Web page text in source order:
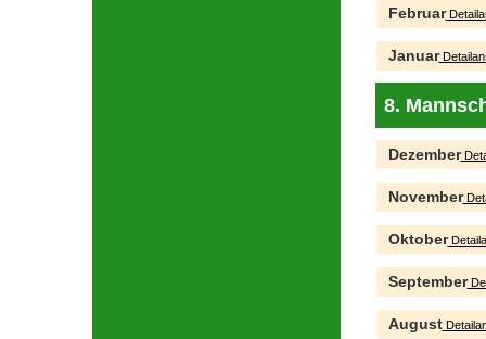
Februar
Januar
8.
Dezember
November
Oktober
September
August